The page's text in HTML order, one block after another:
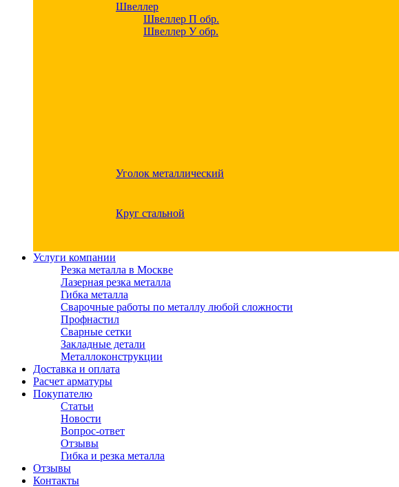
Швеллер
Швеллер П обр.
Швеллер У обр.
Уголок металлический
Круг стальной
Услуги компании
Резка металла в Москве
Лазерная резка металла
Гибка металла
Сварочные работы по металлу любой сложности
Профнастил
Сварные сетки
Закладные детали
Металлоконструкции
Доставка и оплата
Расчет арматуры
Покупателю
Статьи
Новости
Вопрос-ответ
Отзывы
Гибка и резка металла
Отзывы
Контакты